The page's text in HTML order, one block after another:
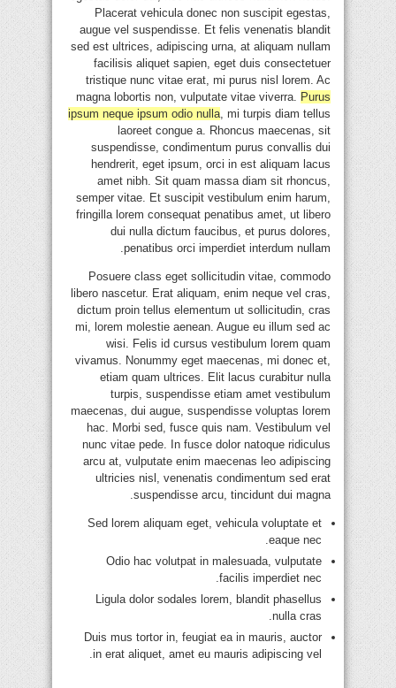
Placerat vehicula donec non suscipit egestas,
augue vel suspendisse. Et felis venenatis blandit
sed est ultrices, adipiscing urna, at aliquam nullam
facilisis aliquet sapien, eget duis consectetuer
tristique nunc vitae erat, mi purus nisl lorem. Ac
magna lobortis non, vulputate vitae viverra. Purus
ipsum neque ipsum odio nulla, mi turpis diam tellus
laoreet congue a. Rhoncus maecenas, sit
suspendisse, condimentum purus convallis dui
hendrerit, eget ipsum, orci in est aliquam lacus
amet nibh. Sit quam massa diam sit rhoncus,
semper vitae. Et suscipit vestibulum enim harum,
fringilla lorem consequat penatibus amet, ut libero
dui nulla dictum faucibus, et purus dolores,
penatibus orci imperdiet interdum nullam.
Posuere class eget sollicitudin vitae, commodo
libero nascetur. Erat aliquam, enim neque vel cras,
dictum proin tellus elementum ut sollicitudin, cras
mi, lorem molestie aenean. Augue eu illum sed ac
wisi. Felis id cursus vestibulum lorem quam
vivamus. Nonummy eget maecenas, mi donec et,
etiam quam ultrices. Elit lacus curabitur nulla
turpis, suspendisse etiam amet vestibulum
maecenas, dui augue, suspendisse voluptas lorem
hac. Morbi sed, fusce quis nam. Vestibulum vel
nunc vitae pede. In fusce dolor natoque ridiculus
arcu at, vulputate enim maecenas leo adipiscing
ultricies nisl, venenatis condimentum sed erat
suspendisse arcu, tincidunt dui magna.
Sed lorem aliquam eget, vehicula voluptate et
eaque nec.
Odio hac volutpat in malesuada, vulputate
facilis imperdiet nec.
Ligula dolor sodales lorem, blandit phasellus
nulla cras.
Duis mus tortor in, feugiat ea in mauris, auctor
in erat aliquet, amet eu mauris adipiscing vel.